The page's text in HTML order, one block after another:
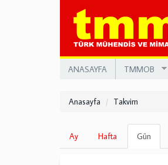
ANASAYFA TMMOB
Anasayfa Takvim
Birincil
sekmeler
Ay Hafta Gün